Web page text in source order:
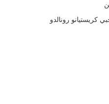
كريستيانو رونالدو